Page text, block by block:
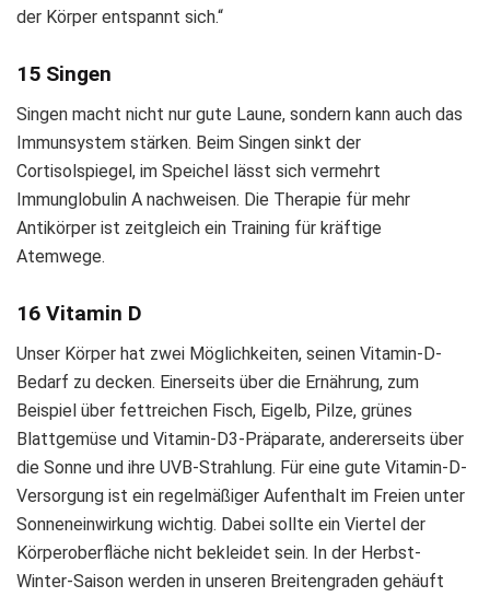
der Körper entspannt sich.“
15 Singen
Singen macht nicht nur gute Laune, sondern kann auch das
Immunsystem stärken. Beim Singen sinkt der
Cortisolspiegel, im Speichel lässt sich vermehrt
Immunglobulin A nachweisen. Die Therapie für mehr
Antikörper ist zeitgleich ein Training für kräftige
Atemwege.
16 Vitamin D
Unser Körper hat zwei Möglichkeiten, seinen Vitamin-D-
Bedarf zu decken. Einerseits über die Ernährung, zum
Beispiel über fettreichen Fisch, Eigelb, Pilze, grünes
Blattgemüse und Vitamin-D3-Präparate, andererseits über
die Sonne und ihre UVB-Strahlung. Für eine gute Vitamin-D-
Versorgung ist ein regelmäßiger Aufenthalt im Freien unter
Sonneneinwirkung wichtig. Dabei sollte ein Viertel der
Körperoberfläche nicht bekleidet sein. In der Herbst-
Winter-Saison werden in unseren Breitengraden gehäuft